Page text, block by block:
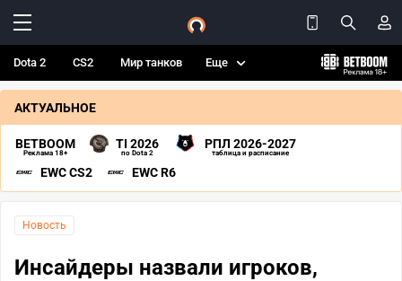
Dota 2 CS2 Мир танков Еще
АКТУАЛЬНОЕ
BETBOOM
Реклама 18+
TI 2026
по Dota 2
РПЛ 2026-2027
таблица и расписание
EWC CS2 EWC R6
Новость
Инсайдеры назвали игроков,